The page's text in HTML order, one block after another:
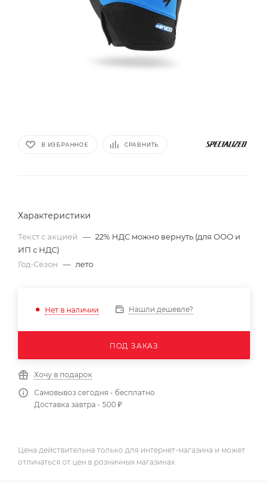
В ИЗБРАННОЕ СРАВНИТЬ
Характеристики
Текст с акцией — 22% НДС можно вернуть (для ООО и
ИП с НДС)
Год-Сезон — лето
Нет в наличии Нашли дешевле?
ПОД ЗАКАЗ
Хочу в подарок
Самовывоз сегодня - бесплатно
Доставка завтра - 500 ₽
Цена действительна только для интернет-магазина и может
отличаться от цен в розничных магазинах